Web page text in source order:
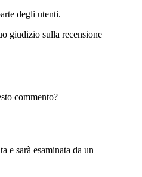
degli utenti.
giudizio sulla recensione
commento?
e sarà esaminata da un